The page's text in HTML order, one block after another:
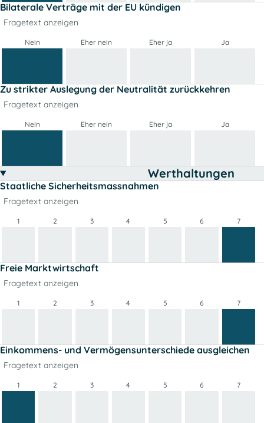
Bilaterale Verträge mit der EU kündigen
Fragetext anzeigen
Nein Eher nein Eher ja Ja
Zu strikter Auslegung der Neutralität zurückkehren
Fragetext anzeigen
Nein Eher nein Eher ja Ja
Werthaltungen
Staatliche Sicherheitsmassnahmen
Fragetext anzeigen
1 2 3 4 5 6 7
Freie Marktwirtschaft
Fragetext anzeigen
1 2 3 4 5 6 7
Einkommens- und Vermögensunterschiede ausgleichen
Fragetext anzeigen
1 2 3 4 5 6 7